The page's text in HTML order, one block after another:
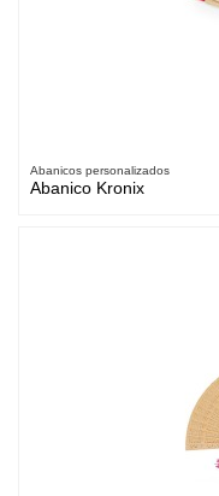
Abanicos personalizados
Abanico Kronix